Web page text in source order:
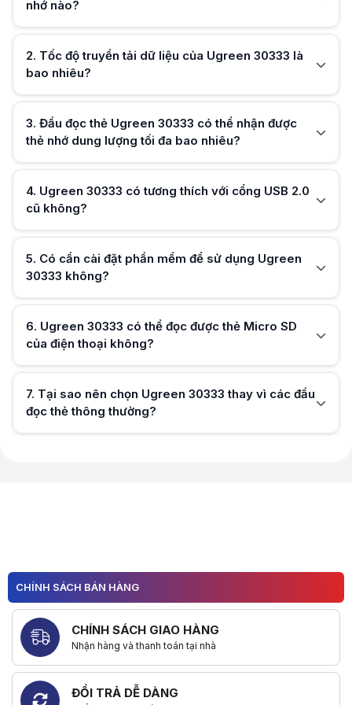
Có, Ugreen 30333 tương thích ngược với chuẩn USB 2.0 và 1.1, nhưng
Không, Ugreen 30333 là thiết bị cắm là chạy (Plug & Play), tương
Ugreen 30333 có thể đọc được thẻ Micro SD của điện thoại không?
Có, khe cắm TF trên Ugreen 30333 được thiết kế chuyên dụng để đọc
Tại sao nên chọn Ugreen 30333 thay vì các đầu đọc thẻ thông
Ugreen 30333 nổi bật nhờ khả năng đọc cùng lúc nhiều loại thẻ với
nhớ nào?
Hữu ích (
2. Tốc độ truyền tải dữ liệu của Ugreen 30333 là
bao nhiêu?
Hữu ích (0
3. Đầu đọc thẻ Ugreen 30333 có thể nhận được
thẻ nhớ dung lượng tối đa bao nhiêu?
Hữu ích (
4. Ugreen 30333 có tương thích với cổng USB 2.0
cũ không?
Hữu ích (0)
5. Có cần cài đặt phần mềm để sử dụng Ugreen
30333 không?
6. Ugreen 30333 có thể đọc được thẻ Micro SD
của điện thoại không?
Hữu ích (0)
7. Tại sao nên chọn Ugreen 30333 thay vì các đầu
đọc thẻ thông thường?
CHÍNH SÁCH BÁN HÀNG
CHÍNH SÁCH GIAO HÀNG
Nhận hàng và thanh toán tại nhà
ĐỔI TRẢ DỄ DÀNG